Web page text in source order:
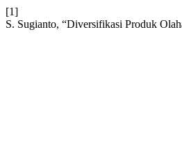
[1]
S. Sugianto, “Diversifikasi Produk